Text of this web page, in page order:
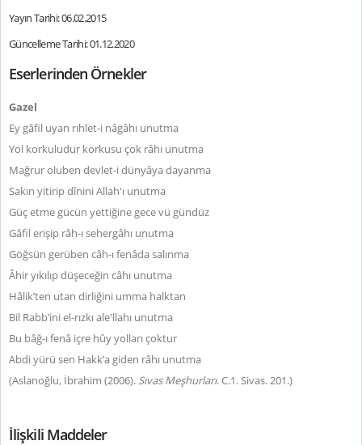
Yayın Tarihi: 06.02.2015
Güncelleme Tarihi: 01.12.2020
Eserlerinden Örnekler
Gazel
Ey gâfil uyan rıhlet-i nâgâhı unutma
Yol korkuludur korkusu çok râhı unutma
Mağrur oluben devlet-i dünyâya dayanma
Sakın yitirip dînini Allah'ı unutma
Güç etme gücün yettiğine gece vü gündüz
Gâfil erişip râh-ı sehergâhı unutma
Göğsün gerüben câh-ı fenâda salınma
Âhir yıkılıp düşeceğin câhı unutma
Hâlik’ten utan dirliğini umma halktan
Bil Rabb’ini el-rızkı ale'llahı unutma
Bu bâğ-ı fenâ içre hûy yolları çoktur
Abdi yürü sen Hakk’a giden râhı unutma
(Aslanoğlu, İbrahim (2006). Sıvas Meşhurları. C.1. Sivas. 201.)
İlişkili Maddeler